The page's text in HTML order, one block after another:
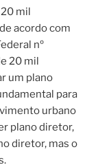
mil
acordocom
nº
20 mil
um plano
para
urbano
plano diretor,
diretor, mas o